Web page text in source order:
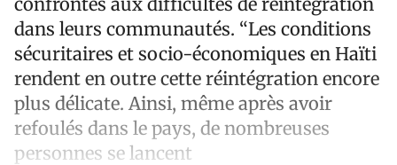
dans leurs communautés. “Les conditions
sécuritaires et socio-économiques en Haïti
rendent en outre cette réintégration encore
plus délicate. Ainsi, même après avoir
refoulés dans le pays, de nombreuses
personnes se lancent